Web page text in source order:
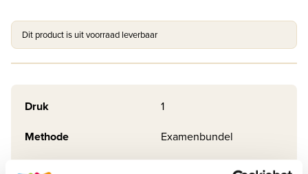
Dit product is uit voorraad leverbaar
Druk
1
Methode
Examenbundel